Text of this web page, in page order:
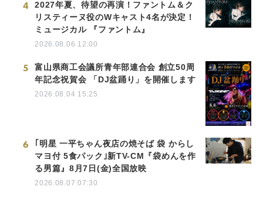
4
2027年夏、待望の再演！ファントム＆ク
リスティーヌ役のWキャスト4名が決定！
ミュージカル 『ファントム』
2026.08.06 12:00
5
富山県商工会議所青年部連合会 創立50周
年記念祝賀会 「DJ盆踊り」を開催します
2026.08.04 15:25
6
｢明星 一平ちゃん夜店の焼そば 袋 からし
マヨ付 5食パック｣新TV-CM『袋めんを作
る男篇』8月7日(金)全国放映
2026.08.07 07:30